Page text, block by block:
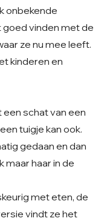
onbekende
goed vinden met de
ze nu mee leeft.
kinderen en
schat van een
tuigje kan ook.
gedaan en dan
maar haar in de
met eten, de
vindt ze het